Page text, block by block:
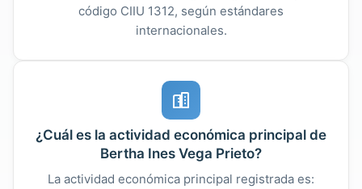
código CIIU 1312, según estándares
internacionales.
¿Cuál es la actividad económica principal de
Bertha Ines Vega Prieto?
La actividad económica principal registrada es: